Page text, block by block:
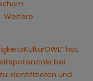
Weitere
hat
bei
identifizieren und